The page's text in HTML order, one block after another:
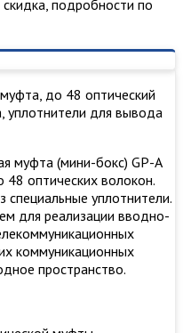
подробности по
до 48 оптический
для вывода
муфта (мини-бокс) GP-A
48 оптических волокон.
специальные уплотнители.
для реализации вводно-
коммуникационных
пространство.